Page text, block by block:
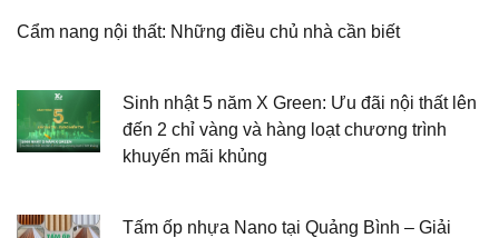
Cẩm nang nội thất: Những điều chủ nhà cần biết
Sinh nhật 5 năm X Green: Ưu đãi nội thất lên
đến 2 chỉ vàng và hàng loạt chương trình
khuyến mãi khủng
Tấm ốp nhựa Nano tại Quảng Bình – Giải